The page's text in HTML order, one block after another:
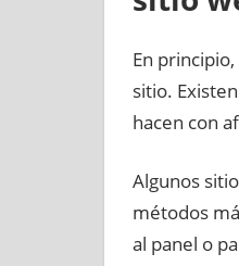
En
sitio.
hacen con
Algunos
métodos
al panel o